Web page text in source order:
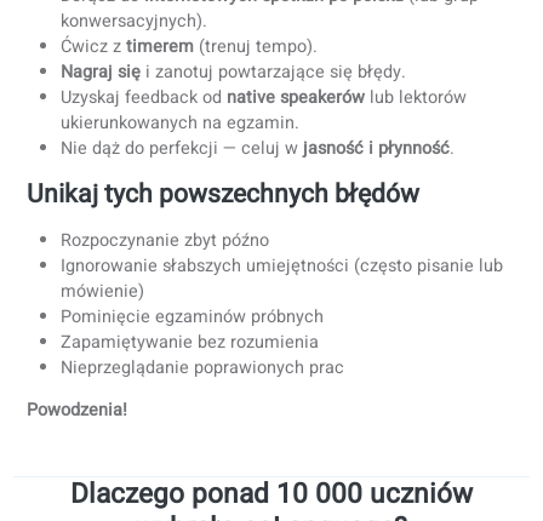
4) Pracuj z wyspecjalizowanym lektorem
przygotowującym do egzaminu (nasze
doświadczenie)
Z naszego doświadczenia w przygotowaniach do
się na:
Opanowaniu formatu zadań:
dokładne zrozumienie
wymagań egzaminu.
Natychmiastowych korektach:
powtarzających się błędów gramatycznych i
strukturalnych.
i pewności siebie.
przykłady i zakończenia.